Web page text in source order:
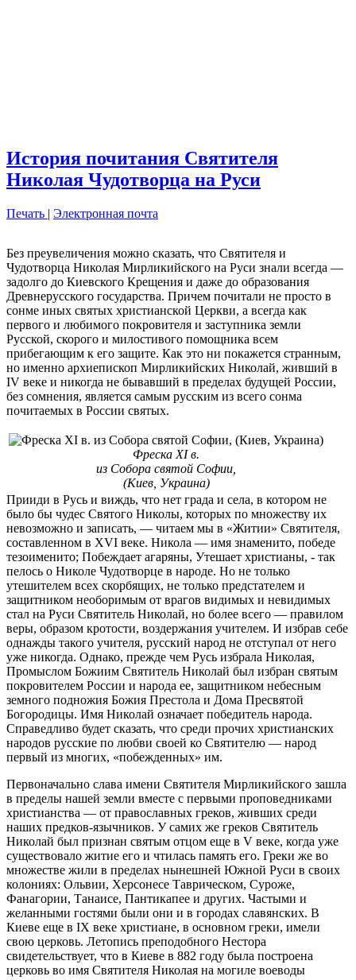
История почитания Святителя
Николая Чудотворца на Руси
Печать | Электронная почта
Без преувеличения можно сказать, что Святителя и
Чудотворца Николая Мирликийского на Руси знали всегда —
задолго до Киевского Крещения и даже до образования
Древнерусского государства. Причем почитали не просто в
сонме иных святых христианской Церкви, а всегда как
первого и любимого покровителя и заступника земли
Русской, скорого и милостивого помощника всем
прибегающим к его защите. Как это ни покажется странным,
но именно архиепископ Мирликийских Николай, живший в
IV веке и никогда не бывавший в пределах будущей России,
без сомнения, является самым русским из всего сонма
почитаемых в России святых.
Фреска XI в.
из Собора святой Софии,
(Киев, Украина)
Прииди в Русь и виждь, что нет града и села, в котором не
было бы чудес Святого Николы, которых по множеству их
невозможно и записать, — читаем мы в «Житии» Свя­тителя,
составленном в XVI веке. Никола — имя знаменито, победе
тезоименито; Побеждает агаряны, Утешает христианы, - так
пелось о Николе Чудотворце в народе. Но не только
утешителем всех скорбящих, не только предстателем и
защитником необоримым от врагов видимых и невидимых
стал на Руси Святитель Николай, но более всего — правилом
веры, образом кротости, воздержания учителем. И избрав себе
однажды такого учителя, русский народ не отступал от него
уже никогда. Однако, прежде чем Русь избрала Николая,
Промыслом Божиим Святитель Николай был избран святым
покровителем России и народа ее, защитником небесным
земного подножия Божия Престола и Дома Пресвятой
Богородицы. Имя Николай означает победитель народа.
Справедливо будет сказать, что среди прочих христианских
народов русские по любви своей ко Святителю — народ
первый из многих, «побежденных» им.
Первоначально слава имени Святителя Мирликийского зашла
в пределы нашей земли вместе с первыми проповедниками
христианства — от православных греков, живших среди
наших предков-язычников. У самих же греков Святитель
Николай был признан святым отцом еще в V веке, когда уже
существовало житие его и чтилась память его. Греки же во
множестве жили в пределах нынешней Южной Руси в своих
колониях: Ольвии, Херсонесе Таврическом, Суроже,
Фанагории, Танаисе, Пантикапее и других. Частыми и
желанными гостями были они и в городах славянских. В
Киеве еще в IX веке христиане, в основном греки, имели
свою церковь. Летопись преподобного Нестора
свидетельствует, что в Киеве в 882 году была построена
церковь во имя Святителя Николая на могиле воеводы